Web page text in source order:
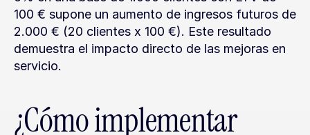
100 € supone un aumento de ingresos futuros de
2.000 € (20 clientes x 100 €). Este resultado
demuestra el impacto directo de las mejoras en
servicio.
¿Cómo implementar